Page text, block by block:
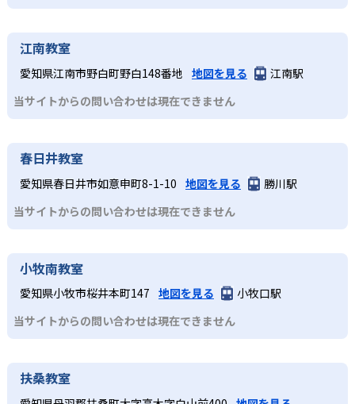
江南教室
愛知県江南市野白町野白148番地 地図を見る
江南駅
当サイトからの問い合わせは現在できません
春日井教室
愛知県春日井市如意申町8-1-10 地図を見る
勝川駅
当サイトからの問い合わせは現在できません
小牧南教室
愛知県小牧市桜井本町147 地図を見る
小牧口駅
当サイトからの問い合わせは現在できません
扶桑教室